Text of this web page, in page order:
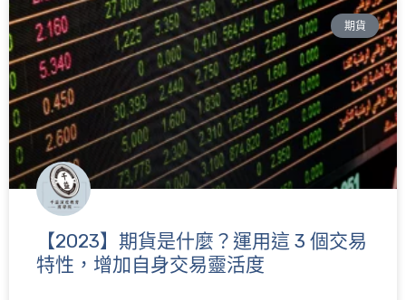
期貨
【2023】期貨是什麼？運用這 3 個交易
特性，增加自身交易靈活度